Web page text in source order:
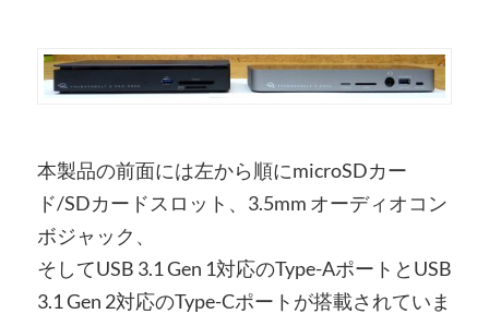
本製品の前面には左から順にmicroSDカー
ド/SDカードスロット、3.5mm オーディオコン
ボジャック、
そしてUSB 3.1 Gen 1対応のType-AポートとUSB
3.1 Gen 2対応のType-Cポートが搭載されていま